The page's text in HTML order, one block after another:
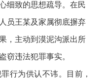
细致的思想疏导。在民
员王某及家属彻底摒弃
，主动到漠泥沟派出所
窃违法犯罪事实。
行为供认不讳。目前，